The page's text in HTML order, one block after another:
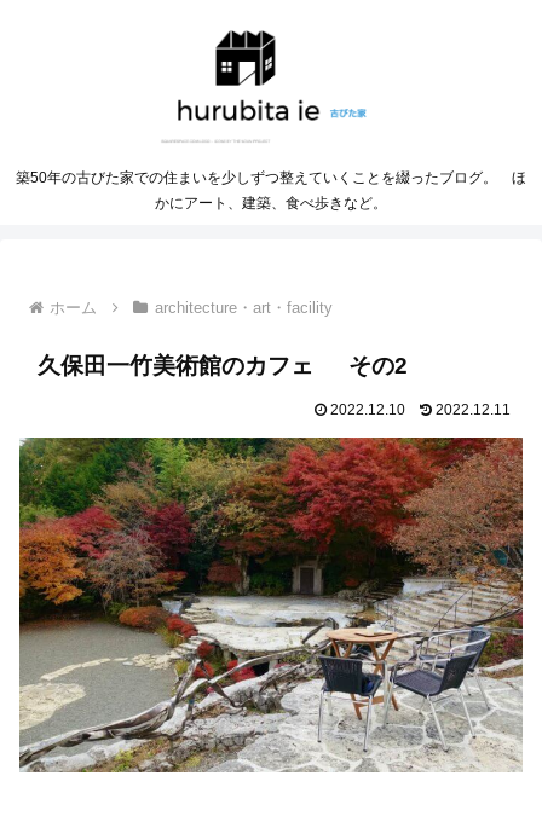
築50年の古びた家での住まいを少しずつ整えていくことを綴ったブログ。 ほ
かにアート、建築、食べ歩きなど。
ホーム architecture・art・facility
久保田一竹美術館のカフェ その2
2022.12.10 2022.12.11